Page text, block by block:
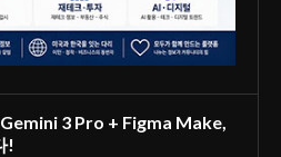
3 Pro + Figma Make,
!